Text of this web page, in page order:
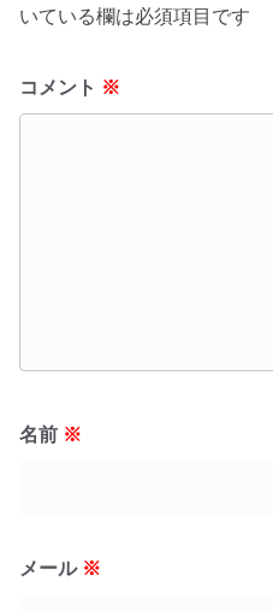
いている欄は必須項目です
コメント ※
名前 ※
メール ※